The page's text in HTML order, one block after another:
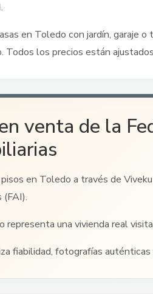
en Toledo con jardín, garaje o
Todos los precios están
venta de la
en Toledo a través de
(FAI).
representa una vivienda real
fiabilidad, fotografías